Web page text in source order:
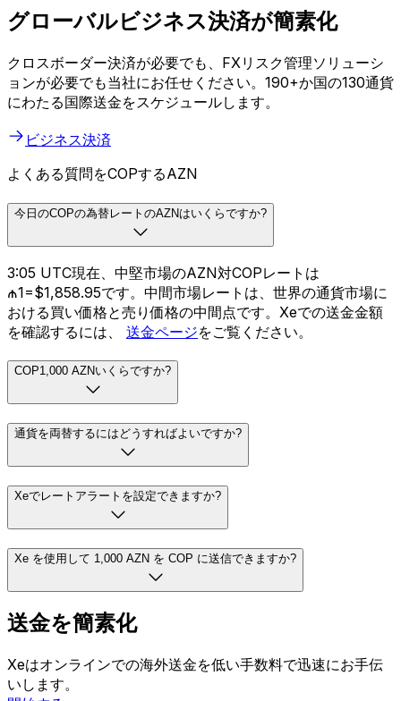
グローバルビジネス決済が簡素化
クロスボーダー決済が必要でも、FXリスク管理ソリューシ
ョンが必要でも当社にお任せください。190+か国の130通貨
にわたる国際送金をスケジュールします。
ビジネス決済
よくある質問をCOPするAZN
今日のCOPの為替レートのAZNはいくらですか?
3:05 UTC現在、中堅市場のAZN対COPレートは
₼1=$1,858.95です。中間市場レートは、世界の通貨市場に
おける買い価格と売り価格の中間点です。Xeでの送金金額
を確認するには、 送金ページをご覧ください。
COP1,000 AZNいくらですか?
通貨を両替するにはどうすればよいですか?
Xeでレートアラートを設定できますか?
Xe を使用して 1,000 AZN を COP に送信できますか?
送金を簡素化
Xeはオンラインでの海外送金を低い手数料で迅速にお手伝
いします。